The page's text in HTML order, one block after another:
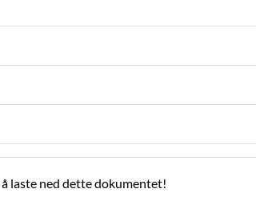
laste ned dette dokumentet!